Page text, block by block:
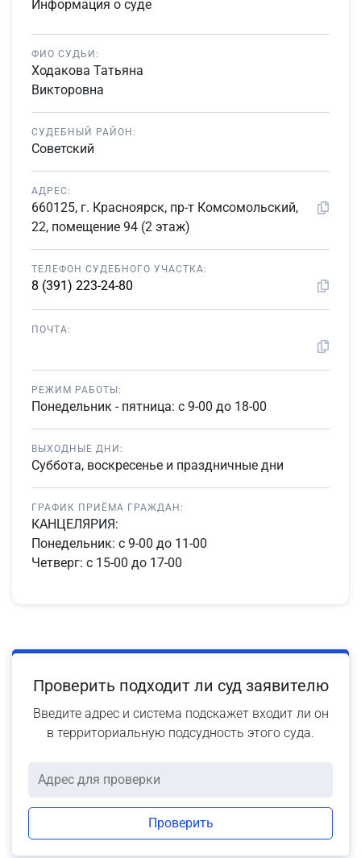
Информация о суде
ФИО СУДЬИ:
Ходакова Татьяна
Викторовна
СУДЕБНЫЙ РАЙОН:
Советский
АДРЕС:
660125, г. Красноярск, пр-т Комсомольский,
22, помещение 94 (2 этаж)
ТЕЛЕФОН СУДЕБНОГО УЧАСТКА:
8 (391) 223-24-80
ПОЧТА:
РЕЖИМ РАБОТЫ:
Понедельник - пятница: с 9-00 до 18-00
ВЫХОДНЫЕ ДНИ:
Суббота, воскресенье и праздничные дни
ГРАФИК ПРИЁМА ГРАЖДАН:
КАНЦЕЛЯРИЯ:
Понедельник: с 9-00 до 11-00
Четверг: с 15-00 до 17-00
Проверить подходит ли суд заявителю
Введите адрес и система подскажет входит ли он
в территориальную подсудность этого суда.
Проверить